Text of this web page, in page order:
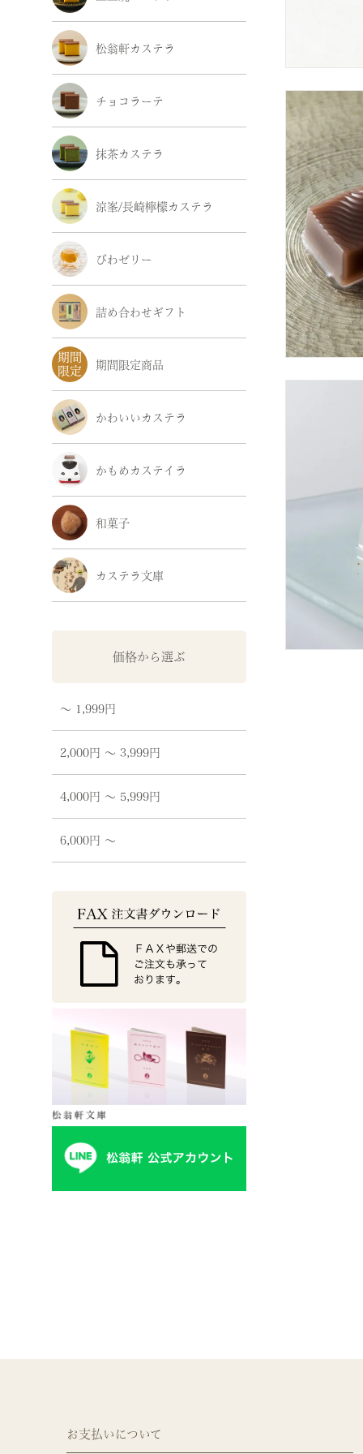
松翁軒カステラ
チョコラーテ
抹茶カステラ
涼峯/長崎檸檬カステラ
びわゼリー
詰め合わせギフト
期間限定商品
かわいいカステラ
かもめカステイラ
和菓子
カステラ文庫
価格から選ぶ
〜 1,999円
2,000円 〜 3,999円
4,000円 〜 5,999円
6,000円 〜
お支払いについて